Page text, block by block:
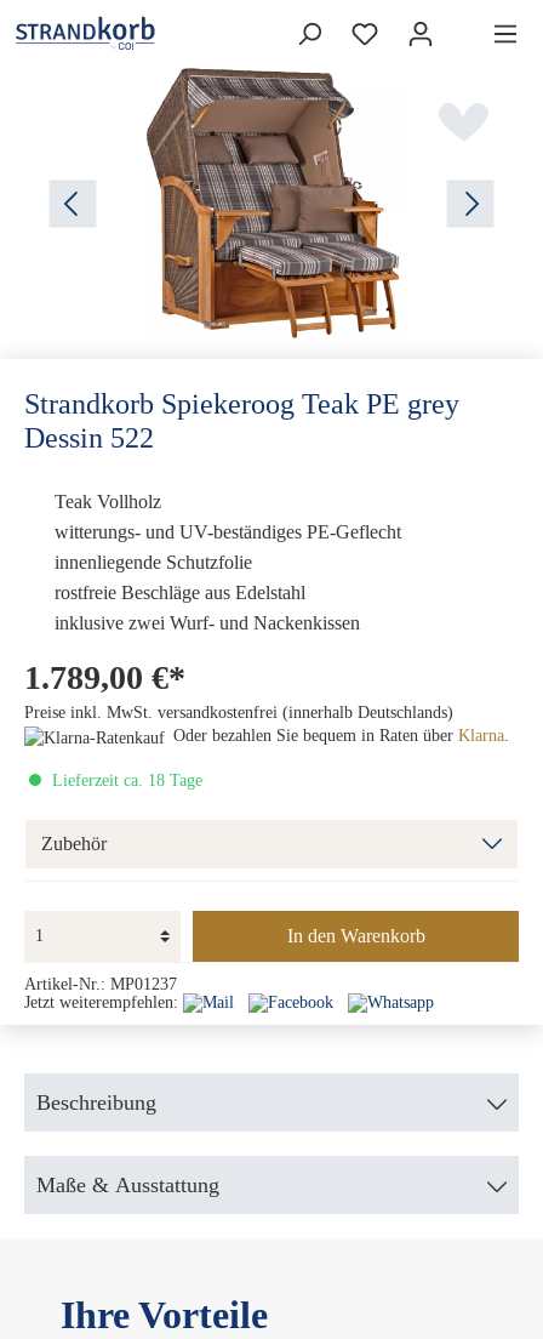
Strandkorb Spiekeroog Teak PE grey
Dessin 522
Teak Vollholz
witterungs- und UV-beständiges PE-Geflecht
innenliegende Schutzfolie
rostfreie Beschläge aus Edelstahl
inklusive zwei Wurf- und Nackenkissen
1.789,00 €*
Preise inkl. MwSt. versandkostenfrei (innerhalb Deutschlands)
Oder bezahlen Sie bequem in Raten über Klarna.
Lieferzeit ca. 18 Tage
Zubehör
In den Warenkorb
Artikel-Nr.: MP01237
Jetzt weiterempfehlen:
Beschreibung
Maße & Ausstattung
Ihre Vorteile